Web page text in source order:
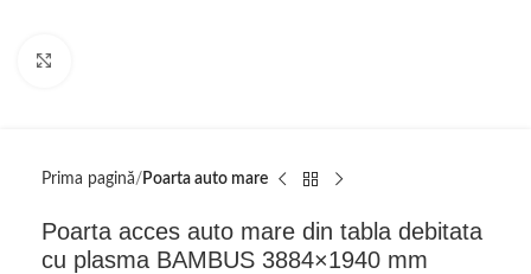
Prima pagină Poarta auto mare
Poarta acces auto mare din tabla debitata
cu plasma BAMBUS 3884×1940 mm